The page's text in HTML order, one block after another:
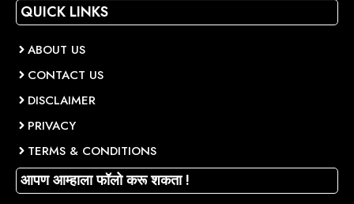
QUICK LINKS
ABOUT US
CONTACT US
DISCLAIMER
PRIVACY
TERMS & CONDITIONS
आपण आम्हाला फॉलो करू शकता !